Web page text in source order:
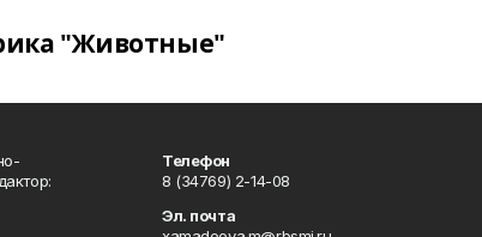
"Животные"
Телефон
8 (34769) 2-14-08
Эл. почта